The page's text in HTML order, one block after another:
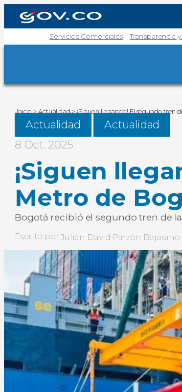
Servicios Comerciales Transparencia
Inicio>Actualidad>¡Siguen llegando! El segundo tren
Actualidad
Actualidad
8 Oct. 2025
¡Siguen
Metro de
Bogotá recibió el segundo tren de
Escrito por:Julián David Pinzón Bejarano